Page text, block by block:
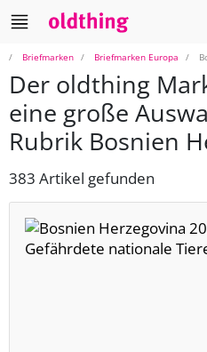
Briefmarken Briefmarken Europa
Der oldthing
eine große
Rubrik Bosnien
383 Artikel gefunden